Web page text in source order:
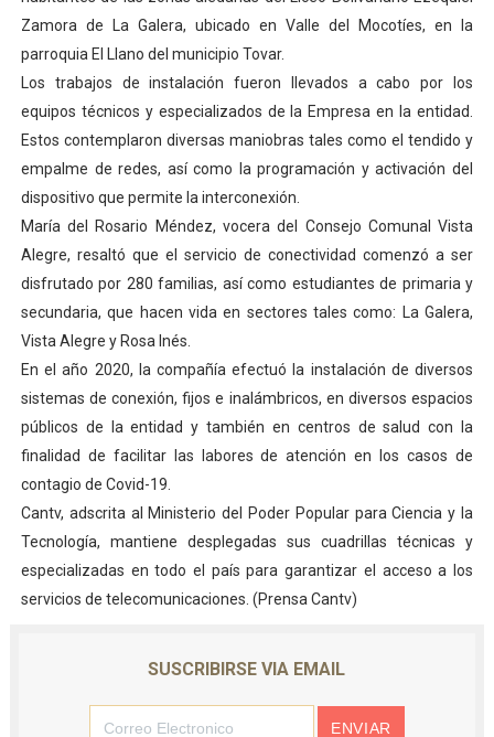
Campo Elías avanza con plan de asfaltado
Encuentro estadal fortalece la coordinación de
Gobernador Arnaldo Sánchez apadrina a más de 993
Plan Quirúrgico Regional llega a Pueblo Llano con la
Iaanem graduó a bebés de Mérida en jornada de
Zamora de La Galera, ubicado en Valle del Mocotíes, en la
parroquia El Llano del municipio Tovar.
Los trabajos de instalación fueron llevados a cabo por los
equipos técnicos y especializados de la Empresa en la entidad.
Estos contemplaron diversas maniobras tales como el tendido y
empalme de redes, así como la programación y activación del
dispositivo que permite la interconexión.
María del Rosario Méndez, vocera del Consejo Comunal Vista
Alegre, resaltó que el servicio de conectividad comenzó a ser
disfrutado por 280 familias, así como estudiantes de primaria y
secundaria, que hacen vida en sectores tales como: La Galera,
Vista Alegre y Rosa Inés.
En el año 2020, la compañía efectuó la instalación de diversos
sistemas de conexión, fijos e inalámbricos, en diversos espacios
públicos de la entidad y también en centros de salud con la
finalidad de facilitar las labores de atención en los casos de
contagio de Covid-19.
Cantv, adscrita al Ministerio del Poder Popular para Ciencia y la
Tecnología, mantiene desplegadas sus cuadrillas técnicas y
especializadas en todo el país para garantizar el acceso a los
servicios de telecomunicaciones. (Prensa Cantv)
SUSCRIBIRSE VIA EMAIL